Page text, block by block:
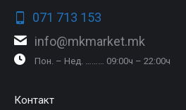
071 713 153
info@mkmarket.mk
Пон. – Нед. ……… 09:00ч – 22:00ч
Контакт